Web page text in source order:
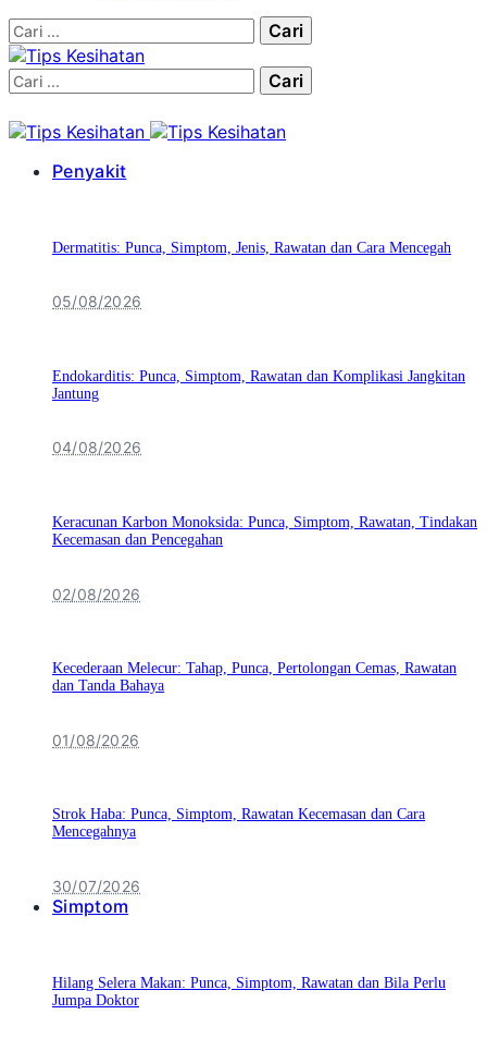
Cari:
Cari:
Penyakit
Dermatitis: Punca, Simptom, Jenis, Rawatan dan Cara Mencegah
05/08/2026
Endokarditis: Punca, Simptom, Rawatan dan Komplikasi Jangkitan
Jantung
04/08/2026
Keracunan Karbon Monoksida: Punca, Simptom, Rawatan, Tindakan
Kecemasan dan Pencegahan
02/08/2026
Kecederaan Melecur: Tahap, Punca, Pertolongan Cemas, Rawatan
dan Tanda Bahaya
01/08/2026
Strok Haba: Punca, Simptom, Rawatan Kecemasan dan Cara
Mencegahnya
30/07/2026
Simptom
Hilang Selera Makan: Punca, Simptom, Rawatan dan Bila Perlu
Jumpa Doktor